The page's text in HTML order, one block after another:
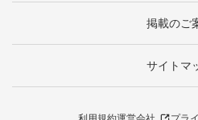
掲載のご
サイトマ